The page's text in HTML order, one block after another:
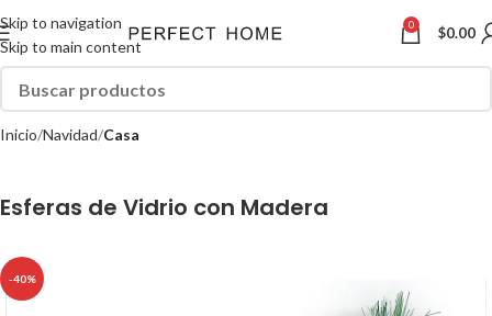
Skip to navigation
Skip to main content
0 $0.00
Inicio Navidad Casa
Esferas de Vidrio con Madera
-40%